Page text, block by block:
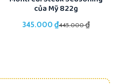
của Mỹ 822g
445.000₫
345.000 ₫